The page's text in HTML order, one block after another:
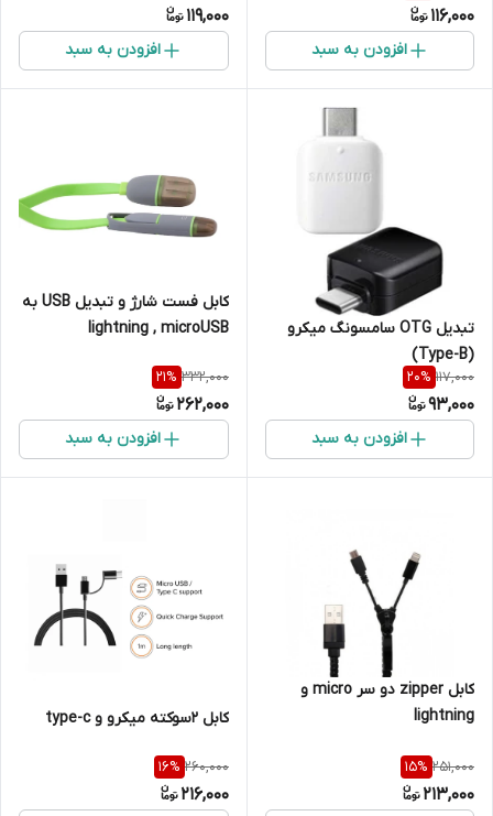
116,000
افزودن به سبد
119,000
افزودن به سبد
تبدیل OTG سامسونگ میکرو
(Type-B)
117,000
20%
93,000
افزودن به سبد
کابل فست شارژ و تبدیل USB به
lightning , microUSB
332,000
21%
262,000
افزودن به سبد
کابل zipper دو سر micro و
lightning
251,000
15%
213,000
کابل 2سوکته میکرو و type-c
260,000
16%
216,000